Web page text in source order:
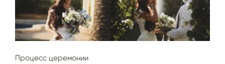
Процесс церемонии